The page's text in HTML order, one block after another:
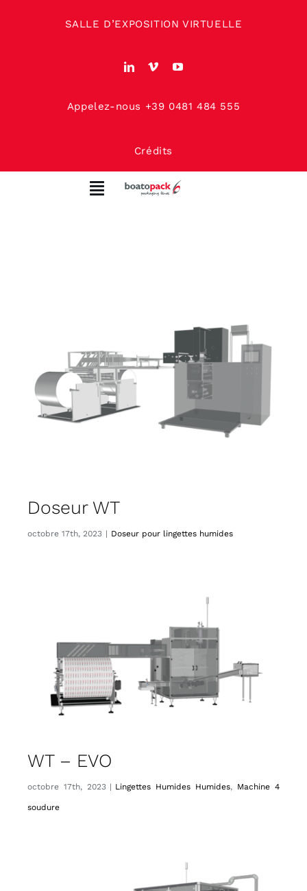
SALLE D’EXPOSITION VIRTUELLE
Appelez-nous +39 0481 484 555
Crédits
Toggle
Doseur WT
octobre 17th, 2023 | Doseur pour lingettes humides
WT – EVO
octobre 17th, 2023 | Lingettes Humides Humides, Machine 4
soudure